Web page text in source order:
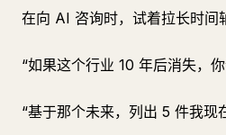
在向 AI 咨询时，试着拉长时间
“如果这个行业 10 年后消失，
“基于那个未来，列出 5 件我现